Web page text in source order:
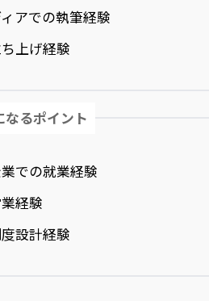
アでの執筆経験
上げ経験
るポイント
での就業経験
経験
設計経験